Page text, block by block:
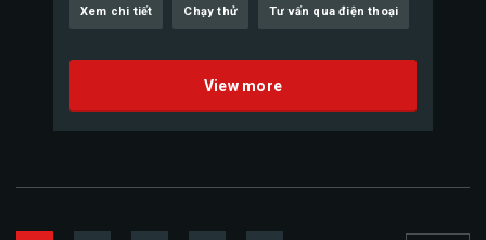
Xem chi tiết Chạy thử Tư vấn qua điện thoại
View more